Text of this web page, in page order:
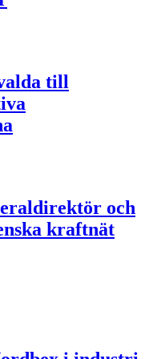
till
och
kraftnät